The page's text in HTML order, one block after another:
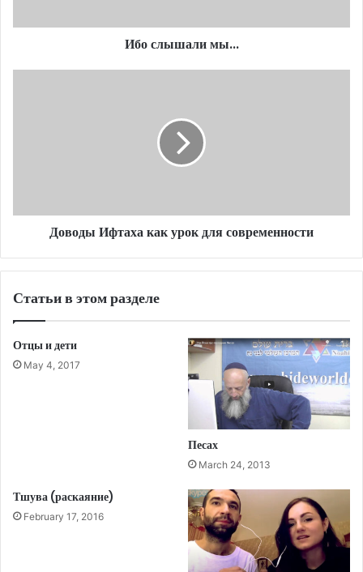
Ибо слышали мы...
Доводы Ифтаха как урок для современности
Статьи в этом разделе
Отцы и дети
May 4, 2017
Песах
March 24, 2013
Тшува (раскаяние)
February 17, 2016